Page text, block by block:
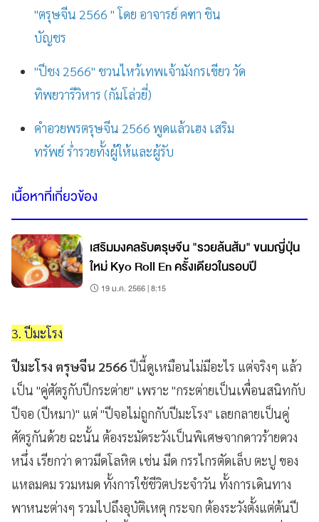
"ตรุษจีน 2566 " โดย อาจารย์ คฑา ชิน
บัญชร
"ปีชง 2566" ชวนไหว้เทพเจ้ามังกรเขียว วัด
ทิพยวารีวิหาร (กัมโล่วยี่)
คำอวยพรตรุษจีน 2566 พูดแล้วเฮง เสริม
ทรัพย์ ร่ำรวยทั้งผู้ให้และผู้รับ
เนื้อหาที่เกี่ยวข้อง
เสริมมงคลรับตรุษจีน "รวยล้นส้ม" ขนมญี่ปุ่น
ใหม่ Kyo Roll En ครั้งเดียวในรอบปี
19 ม.ค. 2566 | 8:15
3. ปีมะโรง
ปีมะโรง ตรุษจีน 2566ปีนี้ดูเหมือนไม่มีอะไร แต่จริงๆ แล้ว
เป็น "คู่ศัตรูกับปีกระต่าย" เพราะ "กระต่ายเป็นเพื่อนสนิทกับ
ปีจอ (ปีหมา)" แต่ "ปีจอไม่ถูกกับปีมะโรง" เลยกลายเป็นคู่
ศัตรูกันด้วย ฉะนั้น ต้องระมัดระวังเป็นพิเศษจากดาวร้ายดวง
หนึ่ง เรียกว่า ดาวมีดโลหิต เช่น มีด กรรไกรตัดเล็บ ตะปู ของ
แหลมคม รวมหมด ทั้งการใช้ชีวิตประจำวัน ทั้งการเดินทาง
พาหนะต่างๆ รวมไปถึงอุบัติเหตุ กระจก ต้องระวังตั้งแต่ต้นปี